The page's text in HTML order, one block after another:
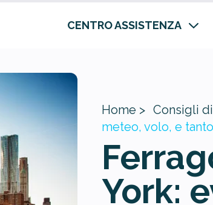
CENTRO ASSISTENZA
Home > Consigli
meteo, volo, e
York: